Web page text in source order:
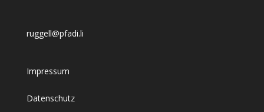
ruggell@pfadi.li
Impressum
Datenschutz